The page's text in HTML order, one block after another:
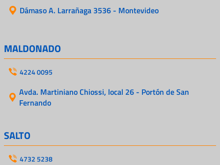
Dámaso A. Larrañaga 3536 - Montevideo
MALDONADO
4224 0095
Avda. Martiniano Chiossi, local 26 - Portón de San
Fernando
SALTO
4732 5238